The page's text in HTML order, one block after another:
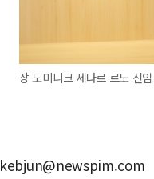
장 도미니크 세나르 르노 신
kebjun@newspim.com